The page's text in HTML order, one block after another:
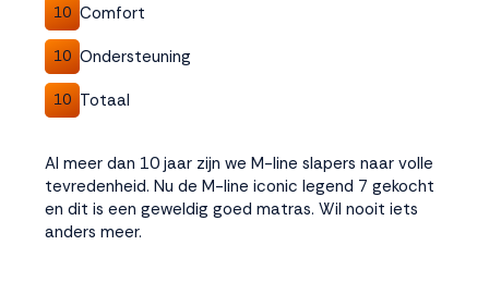
10 Comfort
10 Ondersteuning
10 Totaal
Al meer dan 10 jaar zijn we M-line slapers naar volle
tevredenheid. Nu de M-line iconic legend 7 gekocht
en dit is een geweldig goed matras. Wil nooit iets
anders meer.